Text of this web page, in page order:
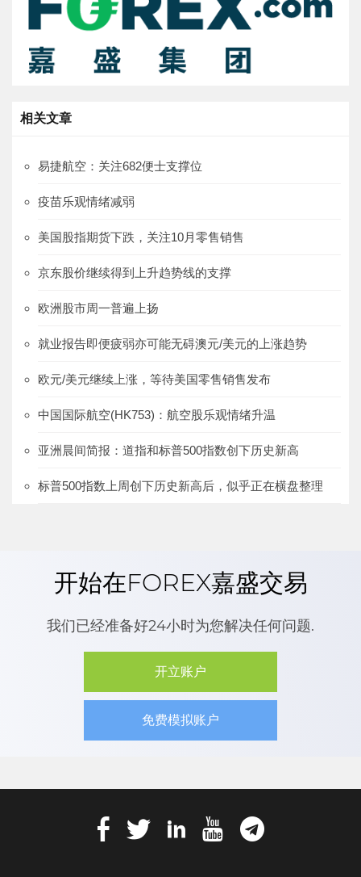
相关文章
易捷航空：关注682便士支撑位
疫苗乐观情绪减弱
美国股指期货下跌，关注10月零售销售
京东股价继续得到上升趋势线的支撑
欧洲股市周一普遍上扬
就业报告即便疲弱亦可能无碍澳元/美元的上涨趋势
欧元/美元继续上涨，等待美国零售销售发布
中国国际航空(HK753)：航空股乐观情绪升温
亚洲晨间简报：道指和标普500指数创下历史新高
标普500指数上周创下历史新高后，似乎正在横盘整理
开始在FOREX嘉盛交易
我们已经准备好24小时为您解决任何问题.
开立账户
免费模拟账户